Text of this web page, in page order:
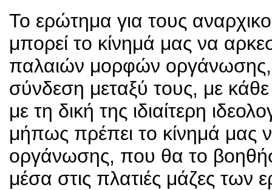
Το ερώτημα για τους
μπορεί το κίνημά μας να
παλαιών μορφών
σύνδεση μεταξύ τους, με
με τη δική της ιδιαίτερη
μήπως πρέπει το κίνημά μας
οργάνωσης, που θα το
μέσα στις πλατιές μάζες των